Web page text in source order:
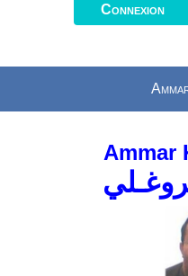
Connexion
Ammar